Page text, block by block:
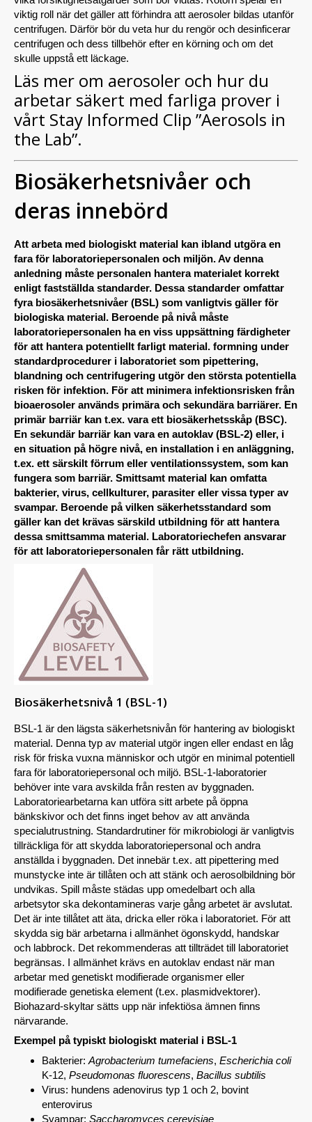
viktig roll när det gäller att förhindra att aerosoler bildas utanför
centrifugen. Därför bör du veta hur du rengör och desinficerar
centrifugen och dess tillbehör efter en körning och om det
skulle uppstå ett läckage.
Läs mer om aerosoler och hur du
arbetar säkert med farliga prover i
vårt Stay Informed Clip ”Aerosols in
the Lab”.
Biosäkerhetsnivåer och
deras innebörd
Att arbeta med biologiskt material kan ibland utgöra en
fara för laboratoriepersonalen och miljön. Av denna
anledning måste personalen hantera materialet korrekt
enligt fastställda standarder. Dessa standarder omfattar
fyra biosäkerhetsnivåer (BSL) som vanligtvis gäller för
biologiska material. Beroende på nivå måste
laboratoriepersonalen ha en viss uppsättning färdigheter
för att hantera potentiellt farligt material. formning under
standardprocedurer i laboratoriet som pipettering,
blandning och centrifugering utgör den största potentiella
risken för infektion. För att minimera infektionsrisken från
bioaerosoler används primära och sekundära barriärer. En
primär barriär kan t.ex. vara ett biosäkerhetsskåp (BSC).
En sekundär barriär kan vara en autoklav (BSL-2) eller, i
en situation på högre nivå, en installation i en anläggning,
t.ex. ett särskilt förrum eller ventilationssystem, som kan
fungera som barriär. Smittsamt material kan omfatta
bakterier, virus, cellkulturer, parasiter eller vissa typer av
svampar. Beroende på vilken säkerhetsstandard som
gäller kan det krävas särskild utbildning för att hantera
dessa smittsamma material. Laboratoriechefen ansvarar
för att laboratoriepersonalen får rätt utbildning.
Biosäkerhetsnivå 1 (BSL-1)
BSL-1 är den lägsta säkerhetsnivån för hantering av biologiskt
material. Denna typ av material utgör ingen eller endast en låg
risk för friska vuxna människor och utgör en minimal potentiell
fara för laboratoriepersonal och miljö. BSL-1-laboratorier
behöver inte vara avskilda från resten av byggnaden.
Laboratoriearbetarna kan utföra sitt arbete på öppna
bänkskivor och det finns inget behov av att använda
specialutrustning. Standardrutiner för mikrobiologi är vanligtvis
tillräckliga för att skydda laboratoriepersonal och andra
anställda i byggnaden. Det innebär t.ex. att pipettering med
munstycke inte är tillåten och att stänk och aerosolbildning bör
undvikas. Spill måste städas upp omedelbart och alla
arbetsytor ska dekontamineras varje gång arbetet är avslutat.
Det är inte tillåtet att äta, dricka eller röka i laboratoriet. För att
skydda sig bär arbetarna i allmänhet ögonskydd, handskar
och labbrock. Det rekommenderas att tillträdet till laboratoriet
begränsas. I allmänhet krävs en autoklav endast när man
arbetar med genetiskt modifierade organismer eller
modifierade genetiska element (t.ex. plasmidvektorer).
Biohazard-skyltar sätts upp när infektiösa ämnen finns
närvarande.
Exempel på typiskt biologiskt material i BSL-1
Bakterier: Agrobacterium tumefaciens, Escherichia coli
K-12, Pseudomonas fluorescens, Bacillus subtilis
Virus: hundens adenovirus typ 1 och 2, bovint
enterovirus
Svampar: Saccharomyces cerevisiae